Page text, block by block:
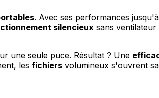
. Avec ses performances jusqu'à
silencieux sans
une seule puce. Résultat ? Une
les fichiers volumineux s'ouvrent